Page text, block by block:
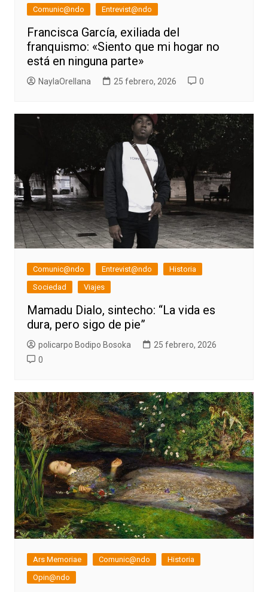
Comunic@ndo Entrevist@ndo
Francisca García, exiliada del
franquismo: «Siento que mi hogar no
está en ninguna parte»
NaylaOrellana 25 febrero, 2026 0
Comunic@ndo Entrevist@ndo
Historia
Sociedad
Viajes
Mamadu Dialo, sintecho: “La vida es
dura, pero sigo de pie”
policarpo Bodipo Bosoka
25 febrero, 2026
0
Ars Memoriae Comunic@ndo
Historia
Opin@ndo